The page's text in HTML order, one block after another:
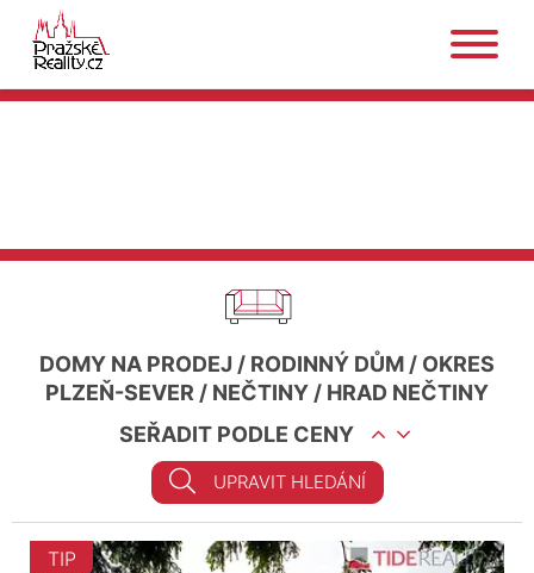
DOMY NA PRODEJ / RODINNÝ DŮM / OKRES
PLZEŇ-SEVER / NEČTINY / HRAD NEČTINY
SEŘADIT PODLE CENY
UPRAVIT HLEDÁNÍ
TIP